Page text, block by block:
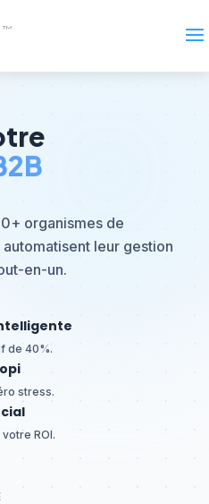
organismes de
leur gestion
en-un.
de 40%.
stress.
ROI.